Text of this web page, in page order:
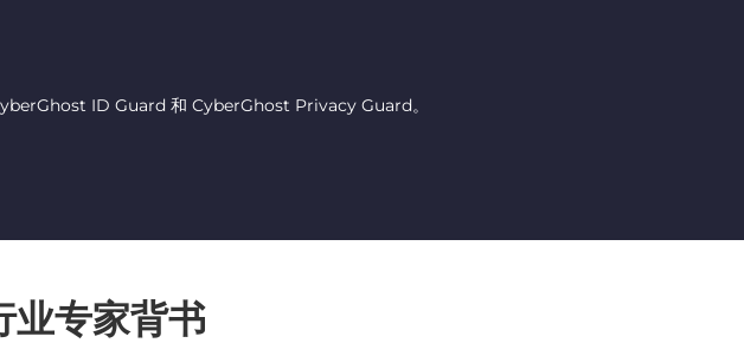
ID Guard 和 CyberGhost Privacy Guard。
专家背书